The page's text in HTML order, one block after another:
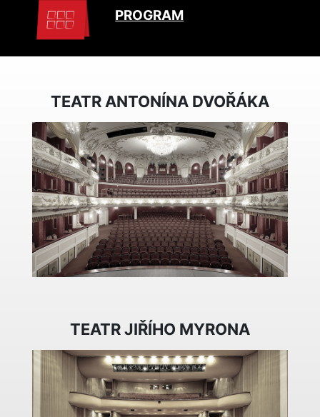
PROGRAM
TEATR ANTONÍNA DVOŘÁKA
TEATR JIŘÍHO MYRONA